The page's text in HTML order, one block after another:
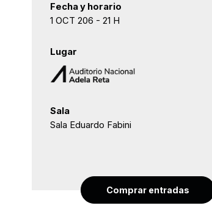
Fecha y horario
1 OCT 206 - 21 H
Lugar
Sala
Sala Eduardo Fabini
Comprar entradas